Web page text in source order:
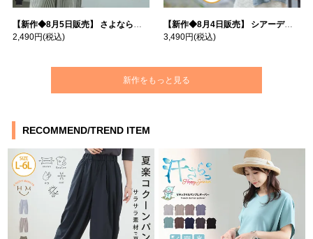
【新作◆8月5日販売】 さよなら猛暑 涼しさを着る 遮熱 接触冷感 吸水・速乾 五分袖 コンフォートメッシュ 配色レイヤード 風ゆる Tシャツ | 大きいサイズの通販ならハッピーマリリン
2,490円(税込)
【新作◆8月4日販売】 シアーデニムで お洒落に肌隠し | 大きいサイズの通販ならハッピーマリリン
3,490円(税込)
新作をもっと見る
RECOMMEND/TREND ITEM